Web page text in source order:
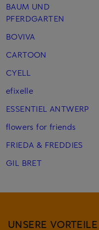
BAUM UND
PFERDGARTEN
BOVIVA
CARTOON
CYELL
efixelle
ESSENTIEL ANTWERP
flowers for friends
FRIEDA & FREDDIES
GIL BRET
UNSERE VORTEILE